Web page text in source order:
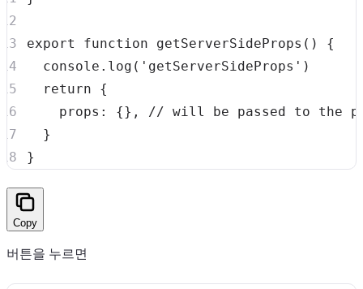
export function getServerSideProps ( )
{
console . log ( 'getServerSideProps' )
return
{
props : {} ,
// will be passed to the
}
}
Copy
버튼을 누르면